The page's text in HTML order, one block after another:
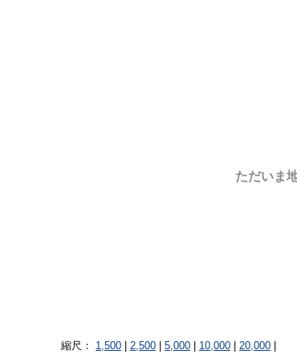
ただいま
縮尺： 1,500 2,500 5,000 10,000 20,000